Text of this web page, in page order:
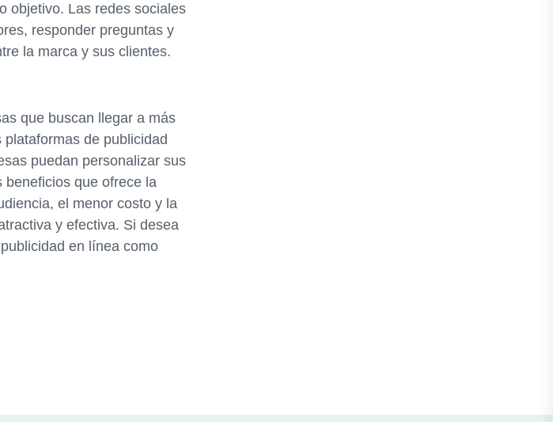
objetivo. Las redes sociales
responder preguntas y
la marca y sus clientes.
que buscan llegar a más
de publicidad
puedan personalizar sus
beneficios que ofrece la
el menor costo y la
y efectiva. Si desea
en línea como